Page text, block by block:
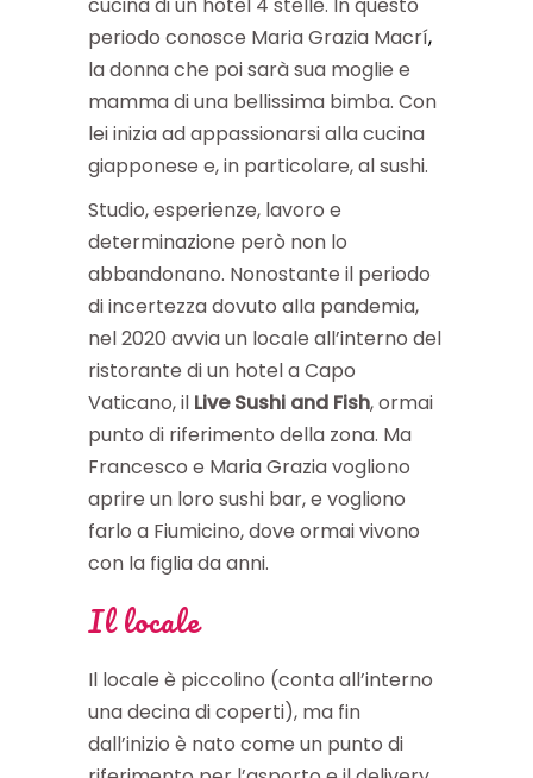
periodo conosce Maria Grazia Macrí,
la donna che poi sarà sua moglie e
mamma di una bellissima bimba. Con
lei inizia ad appassionarsi alla cucina
giapponese e, in particolare, al sushi.
Studio, esperienze, lavoro e
determinazione però non lo
abbandonano. Nonostante il periodo
di incertezza dovuto alla pandemia,
nel 2020 avvia un locale all’interno del
ristorante di un hotel a Capo
Vaticano, il Live Sushi and Fish, ormai
punto di riferimento della zona. Ma
Francesco e Maria Grazia vogliono
aprire un loro sushi bar, e vogliono
farlo a Fiumicino, dove ormai vivono
con la figlia da anni.
Il locale
Il locale è piccolino (conta all’interno
una decina di coperti), ma fin
dall’inizio è nato come un punto di